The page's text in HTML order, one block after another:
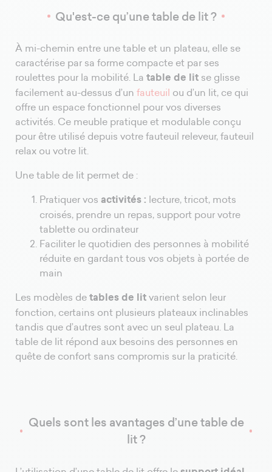
Qu'est-ce qu’une table de lit ?
À mi-chemin entre une table et un plateau, elle se
caractérise par sa forme compacte et par ses
roulettes pour la mobilité. La table de lit se glisse
facilement au-dessus d’un fauteuil ou d’un lit, ce qui
offre un espace fonctionnel pour vos diverses
activités. Ce meuble pratique et modulable conçu
pour être utilisé depuis votre fauteuil releveur, fauteuil
relax ou votre lit.
Une table de lit permet de :
Pratiquer vos activités : lecture, tricot, mots
croisés, prendre un repas, support pour votre
tablette ou ordinateur
Faciliter le quotidien des personnes à mobilité
réduite en gardant tous vos objets à portée de
main
Les modèles detables de litvarient selon leur
fonction, certains ont plusieurs plateaux inclinables
tandis que d’autres sont avec un seul plateau. La
table de lit répond aux besoins des personnes en
quête de confort sans compromis sur la praticité.
Quels sont les avantages d’une table de
lit ?